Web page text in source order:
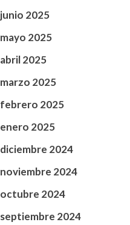
junio 2025
mayo 2025
abril 2025
marzo 2025
febrero 2025
enero 2025
diciembre 2024
noviembre 2024
octubre 2024
septiembre 2024